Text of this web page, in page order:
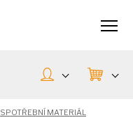
SPOTŘEBNÍ MATERIÁL